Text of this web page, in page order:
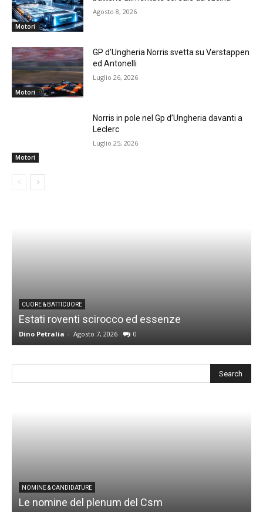
Motori
Agosto 8, 2026
Motori
GP d’Ungheria Norris svetta su Verstappen
ed Antonelli
Luglio 26, 2026
Motori
Norris in pole nel Gp d’Ungheria davanti a
Leclerc
Luglio 25, 2026
CUORE & BATTICUORE
Estati roventi scirocco ed essenze
Dino Petralia - Agosto 7, 2026 0
NOMINE & CANDIDATURE
Le nomine del plenum del Csm